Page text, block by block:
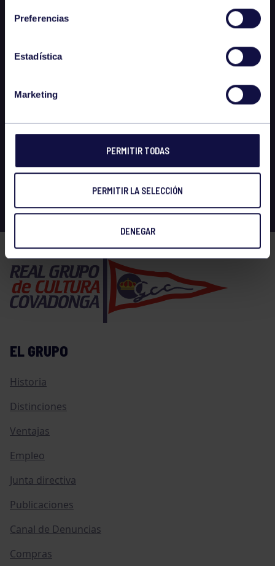
Preferencias
Estadística
Marketing
PERMITIR TODAS
PERMITIR LA SELECCIÓN
DENEGAR
EL GRUPO
Historia
Distinciones
Ventajas
Empleo
Junta directiva
Publicaciones
Canal de Denuncias
Compras